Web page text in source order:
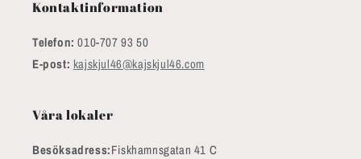
Kontaktinformation
Telefon: 010-707 93 50
E-post: kajskjul46@kajskjul46.com
Våra lokaler
Besöksadress:Fiskhamnsgatan 41 C